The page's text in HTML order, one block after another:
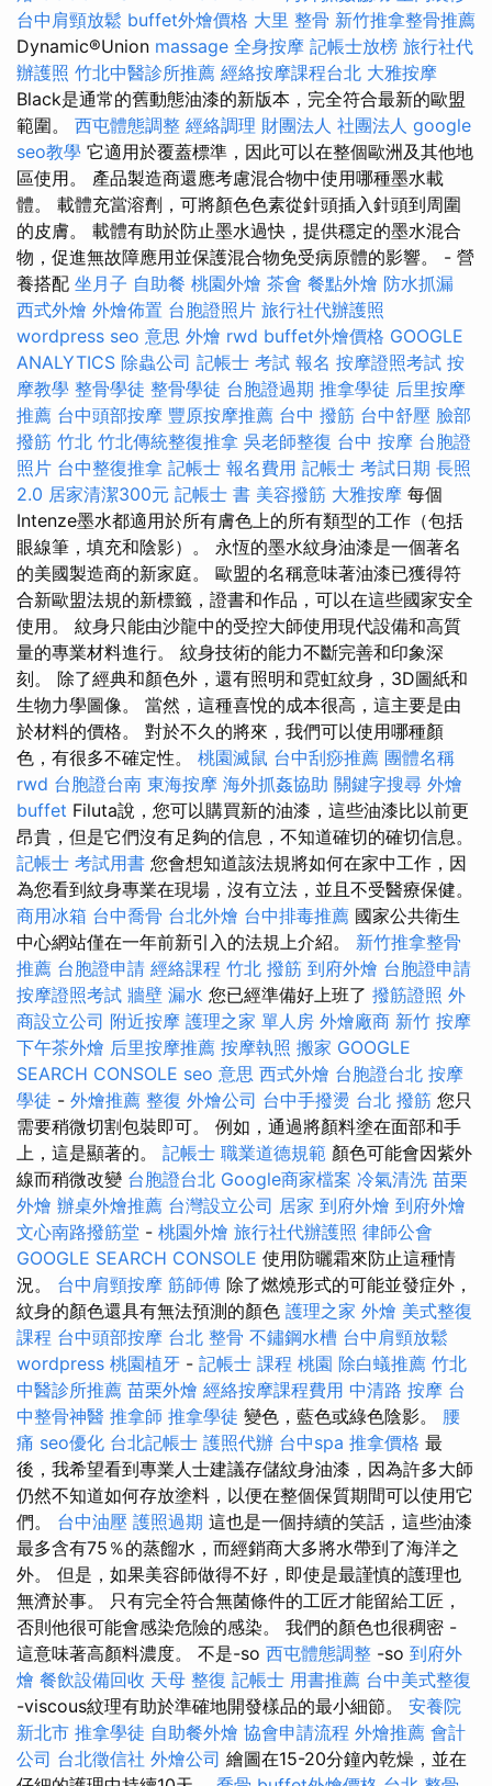
台中肩頸放鬆 buffet外燴價格 大里 整骨 新竹推拿整骨推薦
Dynamic®Union massage 全身按摩 記帳士放榜 旅行社代
辦護照 竹北中醫診所推薦 經絡按摩課程台北 大雅按摩
Black是通常的舊動態油漆的新版本，完全符合最新的歐盟
範圍。 西屯體態調整 經絡調理 財團法人 社團法人 google
seo教學 它適用於覆蓋標準，因此可以在整個歐洲及其他地
區使用。 產品製造商還應考慮混合物中使用哪種墨水載
體。 載體充當溶劑，可將顏色色素從針頭插入針頭到周圍
的皮膚。 載體有助於防止墨水過快，提供穩定的墨水混合
物，促進無故障應用並保護混合物免受病原體的影響。 - 營
養搭配 坐月子 自助餐 桃園外燴 茶會 餐點外燴 防水抓漏
西式外燴 外燴佈置 台胞證照片 旅行社代辦護照
wordpress seo 意思 外燴 rwd buffet外燴價格 GOOGLE
ANALYTICS 除蟲公司 記帳士 考試 報名 按摩證照考試 按
摩教學 整骨學徒 整骨學徒 台胞證過期 推拿學徒 后里按摩
推薦 台中頭部按摩 豐原按摩推薦 台中 撥筋 台中舒壓 臉部
撥筋 竹北 竹北傳統整復推拿 吳老師整復 台中 按摩 台胞證
照片 台中整復推拿 記帳士 報名費用 記帳士 考試日期 長照
2.0 居家清潔300元 記帳士 書 美容撥筋 大雅按摩 每個
Intenze墨水都適用於所有膚色上的所有類型的工作（包括
眼線筆，填充和陰影）。 永恆的墨水紋身油漆是一個著名
的美國製造商的新家庭。 歐盟的名稱意味著油漆已獲得符
合新歐盟法規的新標籤，證書和作品，可以在這些國家安全
使用。 紋身只能由沙龍中的受控大師使用現代設備和高質
量的專業材料進行。 紋身技術的能力不斷完善和印象深
刻。 除了經典和顏色外，還有照明和霓虹紋身，3D圖紙和
生物力學圖像。 當然，這種喜悅的成本很高，這主要是由
於材料的價格。 對於不久的將來，我們可以使用哪種顏
色，有很多不確定性。 桃園滅鼠 台中刮痧推薦 團體名稱
rwd 台胞證台南 東海按摩 海外抓姦協助 關鍵字搜尋 外燴
buffet Filuta說，您可以購買新的油漆，這些油漆比以前更
昂貴，但是它們沒有足夠的信息，不知道確切的確切信息。
記帳士 考試用書 您會想知道該法規將如何在家中工作，因
為您看到紋身專業在現場，沒有立法，並且不受醫療保健。
商用冰箱 台中喬骨 台北外燴 台中排毒推薦 國家公共衛生
中心網站僅在一年前新引入的法規上介紹。 新竹推拿整骨
推薦 台胞證申請 經絡課程 竹北 撥筋 到府外燴 台胞證申請
按摩證照考試 牆壁 漏水 您已經準備好上班了 撥筋證照 外
商設立公司 附近按摩 護理之家 單人房 外燴廠商 新竹 按摩
下午茶外燴 后里按摩推薦 按摩執照 搬家 GOOGLE
SEARCH CONSOLE seo 意思 西式外燴 台胞證台北 按摩
學徒 - 外燴推薦 整復 外燴公司 台中手撥燙 台北 撥筋 您只
需要稍微切割包裝即可。 例如，通過將顏料塗在面部和手
上，這是顯著的。 記帳士 職業道德規範 顏色可能會因紫外
線而稍微改變 台胞證台北 Google商家檔案 冷氣清洗 苗栗
外燴 辦桌外燴推薦 台灣設立公司 居家 到府外燴 到府外燴
文心南路撥筋堂 - 桃園外燴 旅行社代辦護照 律師公會
GOOGLE SEARCH CONSOLE 使用防曬霜來防止這種情
況。 台中肩頸按摩 筋師傅 除了燃燒形式的可能並發症外，
紋身的顏色還具有無法預測的顏色 護理之家 外燴 美式整復
課程 台中頭部按摩 台北 整骨 不鏽鋼水槽 台中肩頸放鬆
wordpress 桃園植牙 - 記帳士 課程 桃園 除白蟻推薦 竹北
中醫診所推薦 苗栗外燴 經絡按摩課程費用 中清路 按摩 台
中整骨神醫 推拿師 推拿學徒 變色，藍色或綠色陰影。 腰
痛 seo優化 台北記帳士 護照代辦 台中spa 推拿價格 最
後，我希望看到專業人士建議存儲紋身油漆，因為許多大師
仍然不知道如何存放塗料，以便在整個保質期間可以使用它
們。 台中油壓 護照過期 這也是一個持續的笑話，這些油漆
最多含有75％的蒸餾水，而經銷商大多將水帶到了海洋之
外。 但是，如果美容師做得不好，即使是最謹慎的護理也
無濟於事。 只有完全符合無菌條件的工匠才能留給工匠，
否則他很可能會感染危險的感染。 我們的顏色也很稠密 -
這意味著高顏料濃度。 不是-so 西屯體態調整 -so 到府外
燴 餐飲設備回收 天母 整復 記帳士 用書推薦 台中美式整復
-viscous紋理有助於準確地開發樣品的最小細節。 安養院
新北市 推拿學徒 自助餐外燴 協會申請流程 外燴推薦 會計
公司 台北徵信社 外燴公司 繪圖在15-20分鐘內乾燥，並在